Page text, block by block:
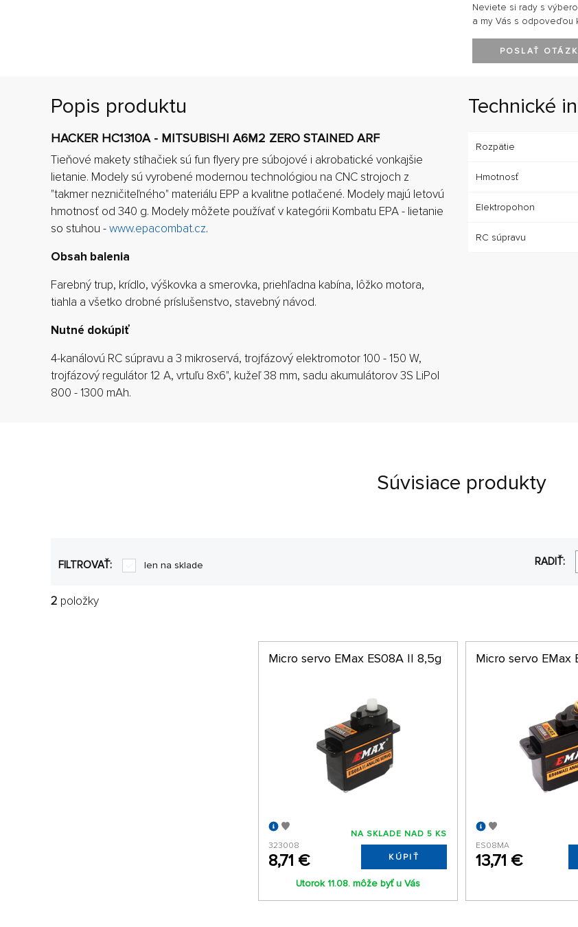
Neviete si rady s
a my Vás s odpoveďou
POSLAŤ
Popis produktu
HACKER HC1310A - MITSUBISHI A6M2 ZERO STAINED ARF
Tieňové makety stíhačiek sú fun flyery pre súbojové i akrobatické vonkajšie
lietanie. Modely sú vyrobené modernou technológiou na CNC strojoch z
"takmer nezničiteľného" materiálu EPP a kvalitne potlačené. Modely majú letovú
hmotnosť od 340 g. Modely môžete používať v kategórii Kombatu EPA - lietanie
so stuhou -www.epacombat.cz.
Obsah balenia
Farebný trup, krídlo, výškovka a smerovka, priehľadna kabína, lôžko motora,
tiahla a všetko drobné príslušenstvo, stavebný návod.
Nutné dokúpiť
4-kanálovú RC súpravu a 3 mikroservá, trojfázový elektromotor 100 - 150 W,
trojfázový regulátor 12 A, vrtuľu 8x6", kužeľ 38 mm, sadu akumulátorov 3S LiPol
800 - 1300 mAh.
Technické
Rozpätie
Hmotnosť
Elektropohon
RC súpravu
Súvisiace produkty
FILTROVAŤ: len na sklade RADIŤ:
2 položky
Micro servo EMax ES08A II 8,5g
323008
8,71 €
NA SKLADE NAD 5 KS
KÚPIŤ
Utorok 11.08. môže byť u Vás
Micro servo EMax
ES08MA
13,71 €